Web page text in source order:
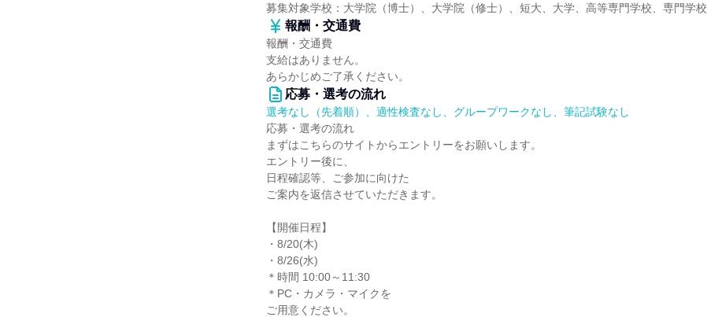
募集対象学校：大学院（博士）、大学院（修士）、短大、大学、高等専門学校、専門学校
報酬・交通費
報酬・交通費
支給はありません。
あらかじめご了承ください。
応募・選考の流れ
選考なし（先着順）、適性検査なし、グループワークなし、筆記試験なし
応募・選考の流れ
まずはこちらのサイトからエントリーをお願いします。
エントリー後に、
日程確認等、ご参加に向けた
ご案内を返信させていただきます。
【開催日程】
・8/20(木)
・8/26(水)
＊時間 10:00～11:30
＊PC・カメラ・マイクを
ご用意ください。